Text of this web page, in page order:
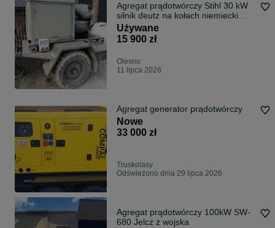
Agregat prądotwórczy Stihl 30 kW
silnik deutz na kołach niemiecki
spra
Używane
15 900 zł
Olesno
11 lipca 2026
Agregat generator prądotwórczy
Nowe
33 000 zł
Truskolasy
Odświeżono dnia 29 lipca 2026
Agregat prądotwórczy 100kW SW-
680 Jelcz z wojska